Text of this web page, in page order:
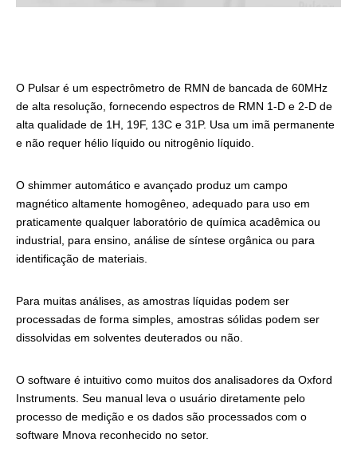
O Pulsar é um espectrômetro de RMN de bancada de 60MHz
de alta resolução, fornecendo espectros de RMN 1-D e 2-D de
alta qualidade de 1H, 19F, 13C e 31P. Usa um imã permanente
e não requer hélio líquido ou nitrogênio líquido.
O shimmer automático e avançado produz um campo
magnético altamente homogêneo, adequado para uso em
praticamente qualquer laboratório de química acadêmica ou
industrial, para ensino, análise de síntese orgânica ou para
identificação de materiais.
Para muitas análises, as amostras líquidas podem ser
processadas de forma simples, amostras sólidas podem ser
dissolvidas em solventes deuterados ou não.
O software é intuitivo como muitos dos analisadores da Oxford
Instruments. Seu manual leva o usuário diretamente pelo
processo de medição e os dados são processados com o
software Mnova reconhecido no setor.